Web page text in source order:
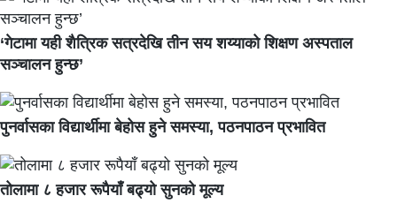
‘गेटामा यही शैत्रिक सत्रदेखि तीन सय शय्याको शिक्षण अस्पताल
सञ्चालन हुन्छ’
पुनर्वासका विद्यार्थीमा बेहोस हुने समस्या, पठनपाठन प्रभावित
तोलामा ८ हजार रूपैयाँ बढ्यो सुनको मूल्य